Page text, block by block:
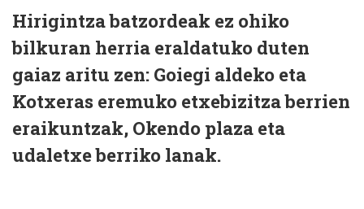
Hirigintza batzordeak ez ohiko
bilkuran herria eraldatuko duten
gaiaz aritu zen: Goiegi aldeko eta
Kotxeras eremuko etxebizitza berrien
eraikuntzak, Okendo plaza eta
udaletxe berriko lanak.